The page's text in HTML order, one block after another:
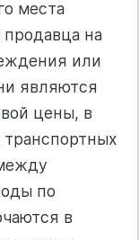
места
на
или
являются
цены, в
по
в